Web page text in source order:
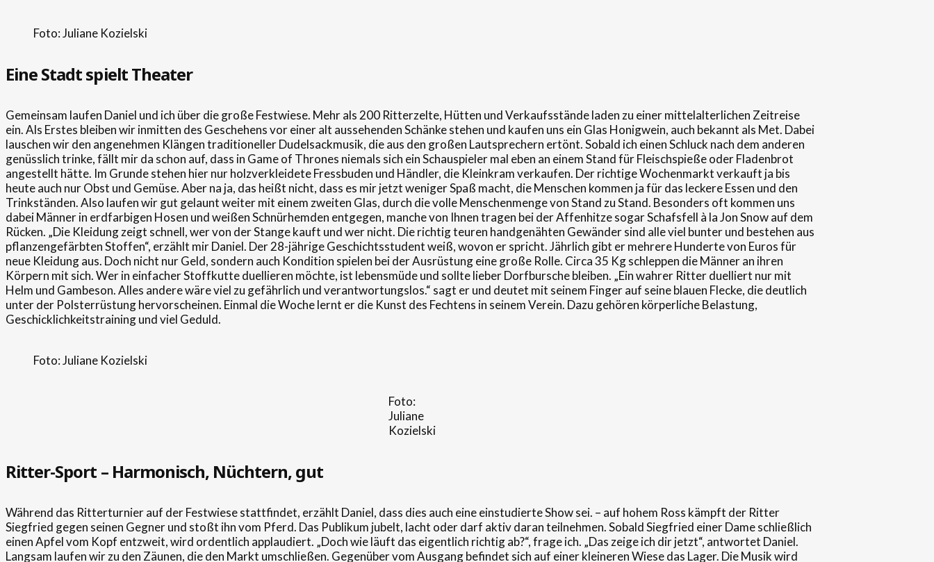
Foto: Juliane Kozielski
Eine Stadt spielt Theater
Gemeinsam laufen Daniel und ich über die große Festwiese. Mehr als 200 Ritterzelte, Hütten und Verkaufsstände laden zu einer mittelalterlichen Zeitreise
ein. Als Erstes bleiben wir inmitten des Geschehens vor einer alt aussehenden Schänke stehen und kaufen uns ein Glas Honigwein, auch bekannt als Met. Dabei
lauschen wir den angenehmen Klängen traditioneller Dudelsackmusik, die aus den großen Lautsprechern ertönt. Sobald ich einen Schluck nach dem anderen
genüsslich trinke, fällt mir da schon auf, dass in Game of Thrones niemals sich ein Schauspieler mal eben an einem Stand für Fleischspieße oder Fladenbrot
angestellt hätte. Im Grunde stehen hier nur holzverkleidete Fressbuden und Händler, die Kleinkram verkaufen. Der richtige Wochenmarkt verkauft ja bis
heute auch nur Obst und Gemüse. Aber na ja, das heißt nicht, dass es mir jetzt weniger Spaß macht, die Menschen kommen ja für das leckere Essen und den
Trinkständen. Also laufen wir gut gelaunt weiter mit einem zweiten Glas, durch die volle Menschenmenge von Stand zu Stand. Besonders oft kommen uns
dabei Männer in erdfarbigen Hosen und weißen Schnürhemden entgegen, manche von Ihnen tragen bei der Affenhitze sogar Schafsfell à la Jon Snow auf dem
Rücken. „Die Kleidung zeigt schnell, wer von der Stange kauft und wer nicht. Die richtig teuren handgenähten Gewänder sind alle viel bunter und bestehen aus
pflanzengefärbten Stoffen“, erzählt mir Daniel. Der 28-jährige Geschichtsstudent weiß, wovon er spricht. Jährlich gibt er mehrere Hunderte von Euros für
neue Kleidung aus. Doch nicht nur Geld, sondern auch Kondition spielen bei der Ausrüstung eine große Rolle. Circa 35 Kg schleppen die Männer an ihren
Körpern mit sich. Wer in einfacher Stoffkutte duellieren möchte, ist lebensmüde und sollte lieber Dorfbursche bleiben. „Ein wahrer Ritter duelliert nur mit
Helm und Gambeson. Alles andere wäre viel zu gefährlich und verantwortungslos.“ sagt er und deutet mit seinem Finger auf seine blauen Flecke, die deutlich
unter der Polsterrüstung hervorscheinen. Einmal die Woche lernt er die Kunst des Fechtens in seinem Verein. Dazu gehören körperliche Belastung,
Geschicklichkeitstraining und viel Geduld.
Foto: Juliane Kozielski
Foto:
Juliane
Kozielski
Ritter-Sport – Harmonisch, Nüchtern, gut
Während das Ritterturnier auf der Festwiese stattfindet, erzählt Daniel, dass dies auch eine einstudierte Show sei. – auf hohem Ross kämpft der Ritter
Siegfried gegen seinen Gegner und stoßt ihn vom Pferd. Das Publikum jubelt, lacht oder darf aktiv daran teilnehmen. Sobald Siegfried einer Dame schließlich
einen Apfel vom Kopf entzweit, wird ordentlich applaudiert. „Doch wie läuft das eigentlich richtig ab?“, frage ich. „Das zeige ich dir jetzt“, antwortet Daniel.
Langsam laufen wir zu den Zäunen, die den Markt umschließen. Gegenüber vom Ausgang befindet sich auf einer kleineren Wiese das Lager. Die Musik wird